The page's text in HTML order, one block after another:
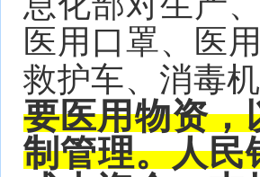
医用口罩、医
救护车、消毒
要医用物资，
制管理。人民